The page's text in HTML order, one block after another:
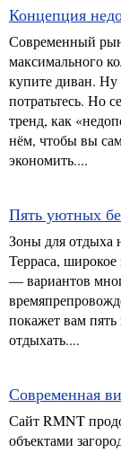
Концепция
Современный
максимального
купите диван. Ну
потратьтесь. Но
тренд, как
нём, чтобы вы
экономить....
Пять уютных
Зоны для отдыха
Терраса,
— вариантов
покажет вам пять
отдыхать....
Современная
Сайт RMNT
объектами